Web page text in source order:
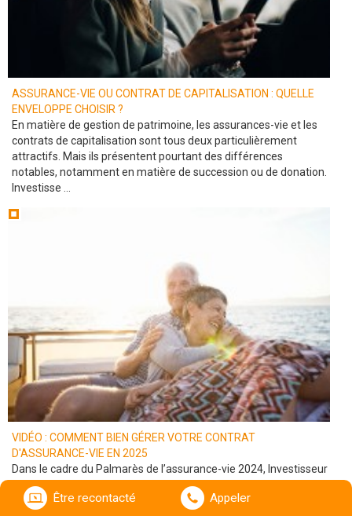
Être recontacté Appeler
ASSURANCE-VIE OU CONTRAT DE CAPITALISATION : QUELLE
ENVELOPPE CHOISIR ?
En matière de gestion de patrimoine, les assurances-vie et les
contrats de capitalisation sont tous deux particulièrement
attractifs. Mais ils présentent pourtant des différences
notables, notamment en matière de succession ou de donation.
Investisse ...
VIDÉO : COMMENT BIEN GÉRER VOTRE CONTRAT
D'ASSURANCE-VIE EN 2025
Dans le cadre du Palmarès de l’assurance-vie 2024, Investisseur
Privé a obtenu une Victoire d’Or pour sa gestion pilotée
prudente. La stratégie mise en place par Investisseur Privé a